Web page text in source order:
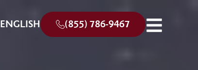
ENGLISH (855) 786-9467